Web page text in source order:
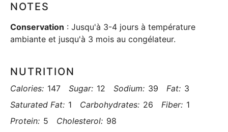
NOTES
Conservation : Jusqu'à 3-4 jours à température
ambiante et jusqu'à 3 mois au congélateur.
NUTRITION
Calories: 147 Sugar: 12 Sodium: 39 Fat: 3
Saturated Fat: 1 Carbohydrates: 26 Fiber: 1
Protein: 5 Cholesterol: 98